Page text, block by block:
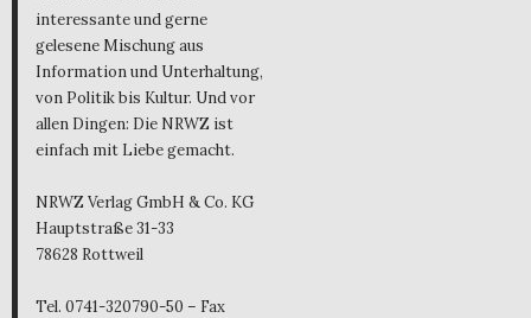
interessante und gerne
gelesene Mischung aus
Information und Unterhaltung,
von Politik bis Kultur. Und vor
allen Dingen: Die NRWZ ist
einfach mit Liebe gemacht.
NRWZ Verlag GmbH & Co. KG
Hauptstraße 31-33
78628 Rottweil
Tel. 0741-320790-50 – Fax